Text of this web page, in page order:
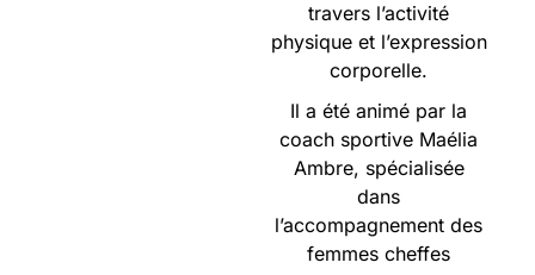
travers l’activité
physique et l’expression
corporelle.
Il a été animé par la
coach sportive Maélia
Ambre, spécialisée
dans
l’accompagnement des
femmes cheffes